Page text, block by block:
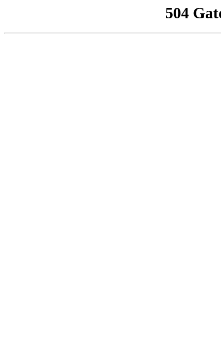
504